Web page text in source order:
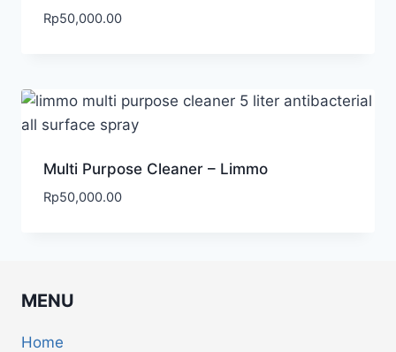
Rp50,000.00
Multi Purpose Cleaner – Limmo
Rp50,000.00
MENU
Home